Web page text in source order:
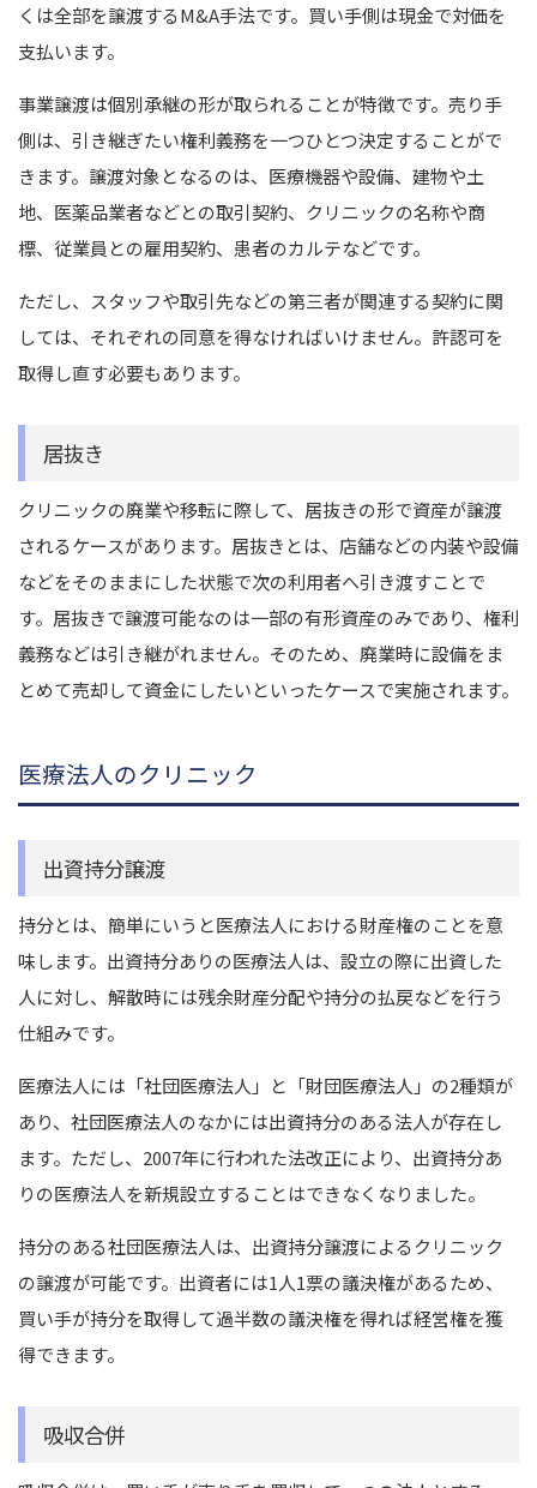
くは全部を譲渡するM&A手法です。買い手側は現金で対価を
支払います。
事業譲渡は個別承継の形が取られることが特徴です。売り手
側は、引き継ぎたい権利義務を一つひとつ決定することがで
きます。譲渡対象となるのは、医療機器や設備、建物や土
地、医薬品業者などとの取引契約、クリニックの名称や商
標、従業員との雇用契約、患者のカルテなどです。
ただし、スタッフや取引先などの第三者が関連する契約に関
しては、それぞれの同意を得なければいけません。許認可を
取得し直す必要もあります。
居抜き
クリニックの廃業や移転に際して、居抜きの形で資産が譲渡
されるケースがあります。居抜きとは、店舗などの内装や設備
などをそのままにした状態で次の利用者へ引き渡すことで
す。居抜きで譲渡可能なのは一部の有形資産のみであり、権利
義務などは引き継がれません。そのため、廃業時に設備をま
とめて売却して資金にしたいといったケースで実施されます。
医療法人のクリニック
出資持分譲渡
持分とは、簡単にいうと医療法人における財産権のことを意
味します。出資持分ありの医療法人は、設立の際に出資した
人に対し、解散時には残余財産分配や持分の払戻などを行う
仕組みです。
医療法人には「社団医療法人」と「財団医療法人」の2種類が
あり、社団医療法人のなかには出資持分のある法人が存在し
ます。ただし、2007年に行われた法改正により、出資持分あ
りの医療法人を新規設立することはできなくなりました。
持分のある社団医療法人は、出資持分譲渡によるクリニック
の譲渡が可能です。出資者には1人1票の議決権があるため、
買い手が持分を取得して過半数の議決権を得れば経営権を獲
得できます。
吸収合併